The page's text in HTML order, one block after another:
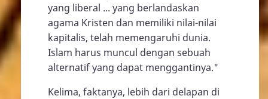
yang liberal ... yang berlandaskan
agama Kristen dan memiliki nilai-nilai
kapitalis, telah memengaruhi dunia.
Islam harus muncul dengan sebuah
alternatif yang dapat menggantinya."
Kelima, faktanya, lebih dari delapan di